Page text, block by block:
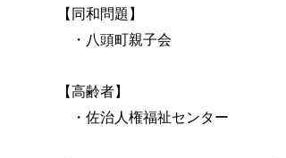
【同和問題】
・八頭町親子会
【高齢者】
・佐治人権福祉センター